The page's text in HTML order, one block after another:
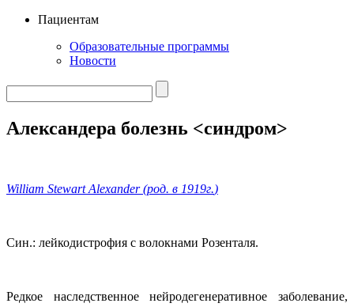
Пациентам
Образовательные программы
Новости
Александера болезнь <синдром>
William Stewart Alexander (род. в 1919г.)
Син.: лейкодистрофия с волокнами Розенталя.
Редкое наследственное нейродегенеративное заболевание,